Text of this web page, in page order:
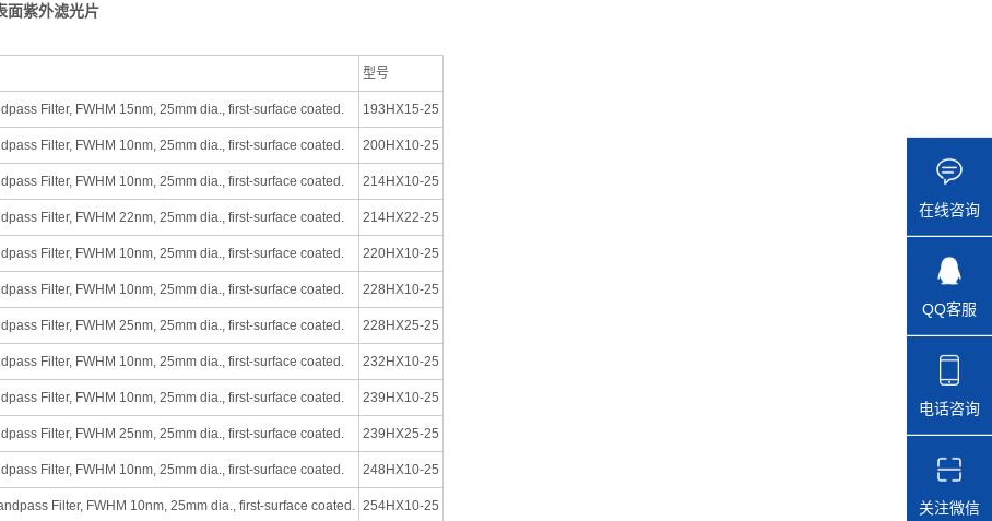
面紫外滤光片
型号
Filter, FWHM 15nm, 25mm dia., first-surface coated. 193HX15-25
Filter, FWHM 10nm, 25mm dia., first-surface coated. 200HX10-25
Filter, FWHM 10nm, 25mm dia., first-surface coated. 214HX10-25
Filter, FWHM 22nm, 25mm dia., first-surface coated. 214HX22-25
Filter, FWHM 10nm, 25mm dia., first-surface coated. 220HX10-25
Filter, FWHM 10nm, 25mm dia., first-surface coated. 228HX10-25
Filter, FWHM 25nm, 25mm dia., first-surface coated. 228HX25-25
Filter, FWHM 10nm, 25mm dia., first-surface coated. 232HX10-25
Filter, FWHM 10nm, 25mm dia., first-surface coated. 239HX10-25
Filter, FWHM 25nm, 25mm dia., first-surface coated. 239HX25-25
Filter, FWHM 10nm, 25mm dia., first-surface coated. 248HX10-25
Filter, FWHM 10nm, 25mm dia., first-surface coated. 254HX10-25
在线咨询
QQ客服
电话咨询
关注微信